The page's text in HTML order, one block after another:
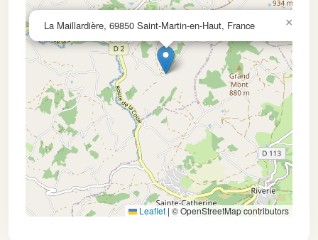
La Maillardière, 69850 Saint-Martin-en-Haut, France ×
Leaflet | © OpenStreetMap contributors